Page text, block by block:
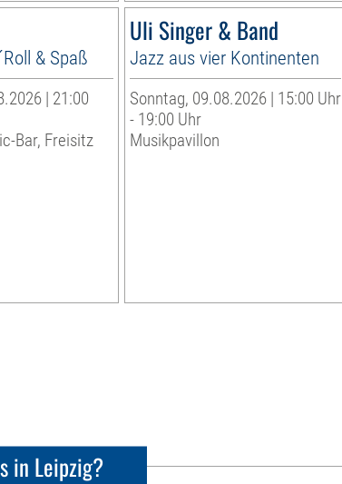
& Spaß
| 21:00
Bar, Freisitz
Uli Singer & Band
Jazz aus vier Kontinenten
Sonntag, 09.08.2026 | 15:00 Uhr
- 19:00 Uhr
Musikpavillon
in Leipzig?